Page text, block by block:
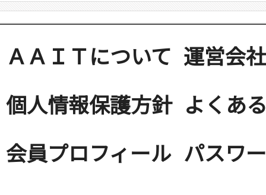
ＡＡＩＴについて 運営会社
個人情報保護方針 よくあ
会員プロフィール パスワ